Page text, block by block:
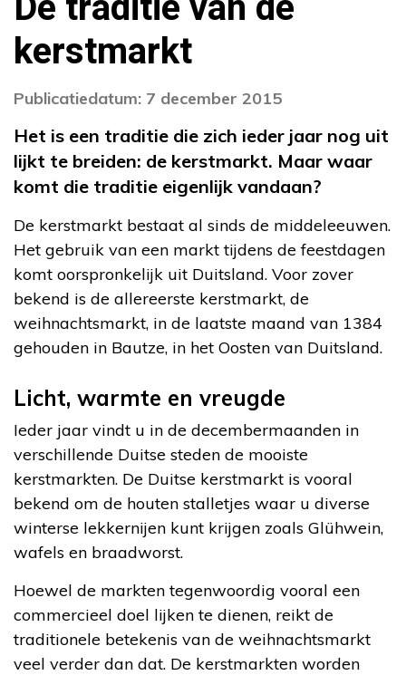
kerstmarkt
Publicatiedatum: 7 december 2015
Het is een traditie die zich ieder jaar nog uit
lijkt te breiden: de kerstmarkt. Maar waar
komt die traditie eigenlijk vandaan?
De kerstmarkt bestaat al sinds de middeleeuwen.
Het gebruik van een markt tijdens de feestdagen
komt oorspronkelijk uit Duitsland. Voor zover
bekend is de allereerste kerstmarkt, de
weihnachtsmarkt, in de laatste maand van 1384
gehouden in Bautze, in het Oosten van Duitsland.
Licht, warmte en vreugde
Ieder jaar vindt u in de decembermaanden in
verschillende Duitse steden de mooiste
kerstmarkten. De Duitse kerstmarkt is vooral
bekend om de houten stalletjes waar u diverse
winterse lekkernijen kunt krijgen zoals Glühwein,
wafels en braadworst.
Hoewel de markten tegenwoordig vooral een
commercieel doel lijken te dienen, reikt de
traditionele betekenis van de weihnachtsmarkt
veel verder dan dat. De kerstmarkten worden